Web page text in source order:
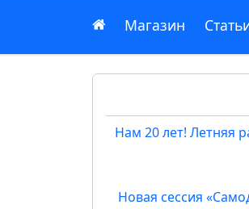
Главная
Магазин
Нам 20 лет! Летняя
Новая сессия